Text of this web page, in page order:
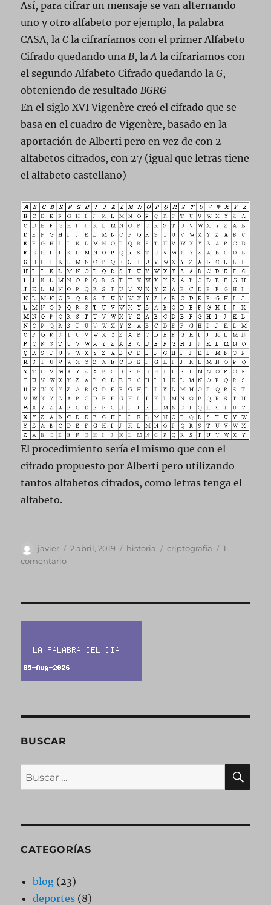
Así, para cifrar un mensaje se van alternando
uno y otro alfabeto por ejemplo, la palabra
CASA, laC la cifraríamos con el primer Alfabeto
Cifrado quedando una B, laA la cifrariamos con
el segundo Alfabeto Cifrado quedando laG,
obteniendo de resultado BGRG
En el siglo XVI Vigenère creó el cifrado que se
basa en el cuadro de Vigenère, basado en la
aportación de Alberti pero en vez de con 2
alfabetos cifrados, con 27 (igual que letras tiene
el alfabeto castellano)
El procedimiento sería el mismo que con el
cifrado propuesto por Alberti pero utilizando
tantos alfabetos cifrados, como letras tenga el
alfabeto.
Autor
javier
Publicado
2 abril, 2019 Categorías
historia Etiquetas
criptografia
1
comentarioen
BUSCAR
Buscar
por:
CATEGORÍAS
blog (23)
deportes (8)